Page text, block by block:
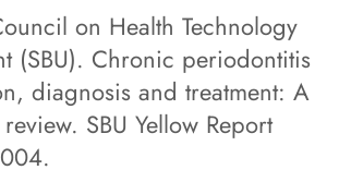
on Health Technology
(SBU). Chronic periodontitis
diagnosis and treatment: A
SBU Yellow Report